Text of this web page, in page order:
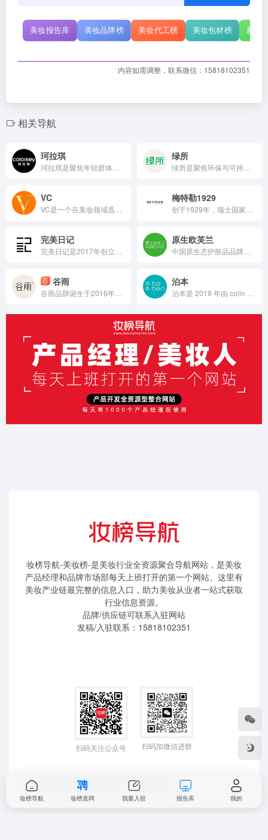
美妆报告库 美妆品牌榜 美妆代工榜 美妆包材榜 新原
内容如需调整，联系微信：15818102351
相关导航
珂拉琪 绿所
VC 梅特勒1929
完美日记 原生欧芙兰
谷雨 泊本
妆榜导航-美妆榜-是美妆行业全资源聚合导航网站，是美妆
产品经理和品牌市场部每天上班打开的第一个网站。这里有
美妆产业链最完整的信息入口，助力美妆从业者一站式获取
行业信息资源。
品牌/供应链可联系入驻网站
发稿/入驻联系：15818102351
扫码关注公众号 扫码加微信进群
©2025 妆榜科技 版权所有 粤ICP备2024350757
妆榜导航 妆榜直聘 我要入驻 报告库 我的